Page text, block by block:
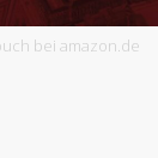
bei amazon.de